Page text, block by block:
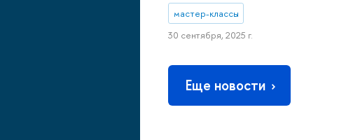
мастер-классы
30 сентября, 2025 г.
Еще новости